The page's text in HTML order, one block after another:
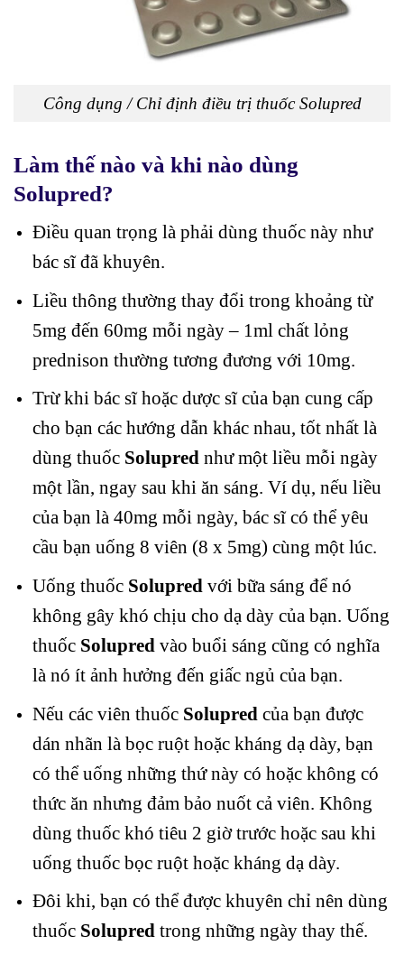
Công dụng / Chỉ định điều trị thuốc Solupred
Làm thế nào và khi nào dùng
Solupred?
Điều quan trọng là phải dùng thuốc này như
bác sĩ đã khuyên.
Liều thông thường thay đổi trong khoảng từ
5mg đến 60mg mỗi ngày – 1ml chất lỏng
prednison thường tương đương với 10mg.
Trừ khi bác sĩ hoặc dược sĩ của bạn cung cấp
cho bạn các hướng dẫn khác nhau, tốt nhất là
dùng thuốc Solupred như một liều mỗi ngày
một lần, ngay sau khi ăn sáng. Ví dụ, nếu liều
của bạn là 40mg mỗi ngày, bác sĩ có thể yêu
cầu bạn uống 8 viên (8 x 5mg) cùng một lúc.
Uống thuốc Solupred với bữa sáng để nó
không gây khó chịu cho dạ dày của bạn. Uống
thuốc Solupred vào buổi sáng cũng có nghĩa
là nó ít ảnh hưởng đến giấc ngủ của bạn.
Nếu các viên thuốc Solupred của bạn được
dán nhãn là bọc ruột hoặc kháng dạ dày, bạn
có thể uống những thứ này có hoặc không có
thức ăn nhưng đảm bảo nuốt cả viên. Không
dùng thuốc khó tiêu 2 giờ trước hoặc sau khi
uống thuốc bọc ruột hoặc kháng dạ dày.
Đôi khi, bạn có thể được khuyên chỉ nên dùng
thuốc Solupred trong những ngày thay thế.